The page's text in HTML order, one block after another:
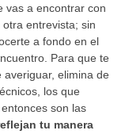
vas a encontrar con
entrevista; sin
a fondo en el
Para que te
elimina de
los que
son las
tu manera